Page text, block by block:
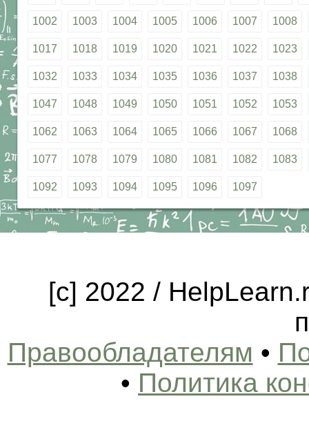
1002 1003 1004 1005 1006 1007 1008
1017 1018 1019 1020 1021 1022 1023
1032 1033 1034 1035 1036 1037 1038
1047 1048 1049 1050 1051 1052 1053
1062 1063 1064 1065 1066 1067 1068
1077 1078 1079 1080 1081 1082 1083
1092 1093 1094 1095 1096 1097
[c] 2022 /
Правообладателям •
• Политика